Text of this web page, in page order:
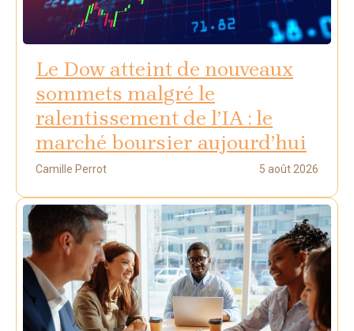
Le Dow atteint de nouveaux
sommets malgré le
ralentissement de l’IA : le
marché boursier aujourd’hui
Camille Perrot 5 août 2026